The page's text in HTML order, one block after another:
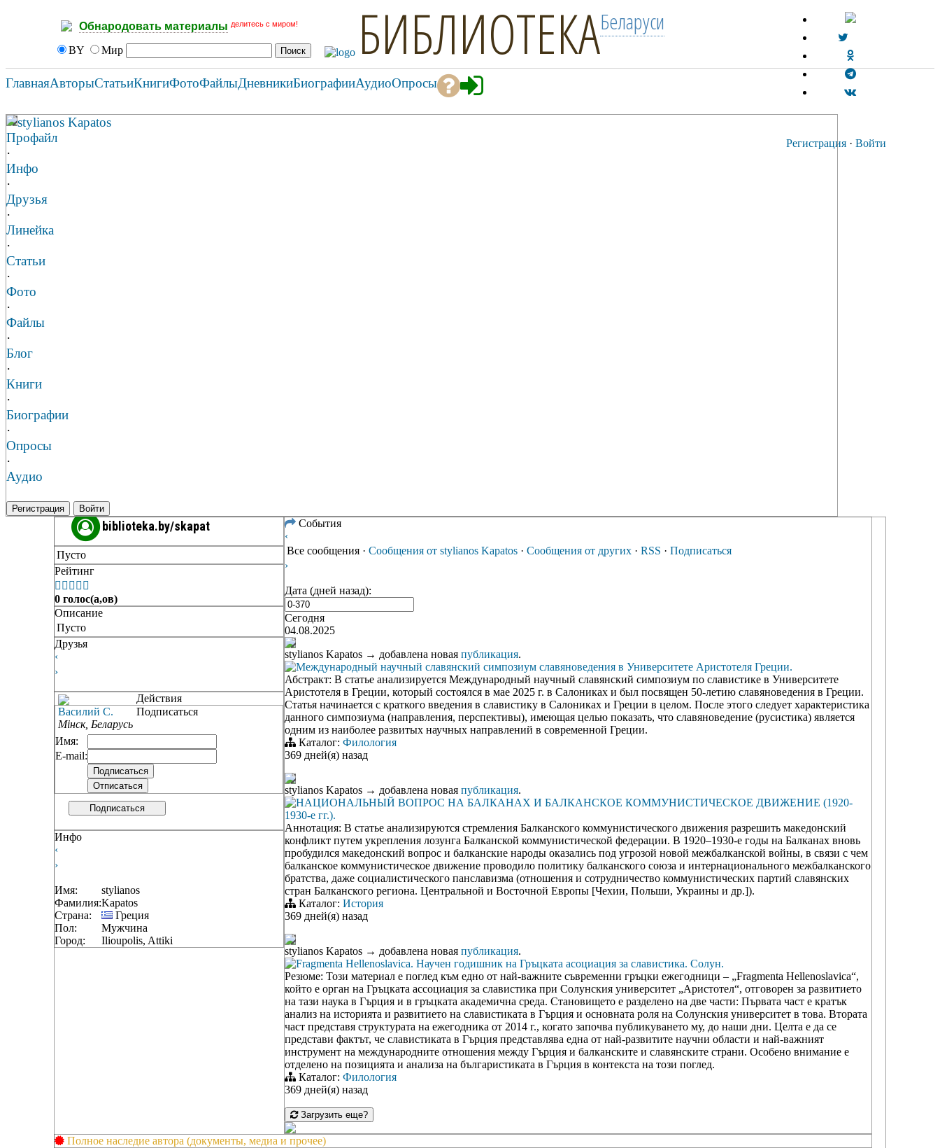
Обнародовать материалы делитесь с миром!
BY Мир БИБЛИОТЕКАБеларуси
Регистрация · Войти
ГлавнаяАвторыСтатьиКнигиФотоФайлыДневникиБиографииАудиоОпросы
stylianos Kapatos
Профайл
·
Инфо
·
Друзья
·
Линейка
·
Статьи
·
Фото
·
Файлы
·
Блог
·
Книги
·
Биографии
·
Опросы
·
Аудио
Регистрация Войти
biblioteka.by/skapat
Пусто
Рейтинг
    
0 голос(а,ов)
Описание
Пусто
Друзья
‹
›
Вacилий С.
Мінск, Беларусь
Действия
Подписаться
Имя:
E-mail:
Подписаться
Инфо
‹
›
Имя:
stylianos
Фамилия:Kapatos
Страна:
Греция
Пол:
Мужчина
Город:
Ilioupolis, Attiki
События
‹
Все сообщения · Сообщения от stylianos Kapatos · Сообщения от других · RSS · Подписаться
›
Дата (дней назад):
Сегодня
04.08.2025
stylianos Kapatos → добавлена новая публикация.
Международный научный славянский симпозиум славяноведения в Университете Аристотеля Греции.
Абстракт: В статье анализируется Международный научный славянский симпозиум по славистике в Университете
Аристотеля в Греции, который состоялся в мае 2025 г. в Салониках и был посвящен 50-летию славяноведения в Греции.
Статья начинается с краткого введения в славистику в Салониках и Греции в целом. После этого следует характеристика
данного симпозиума (направления, перспективы), имеющая целью показать, что славяноведение (русистика) является
одним из наиболее развитых научных направлений в современной Греции.
Каталог: Филология
369 дней(я) назад
stylianos Kapatos → добавлена новая публикация.
НАЦИОНАЛЬНЫЙ ВОПРОС НА БАЛКАНАХ И БАЛКАНСКОЕ КОММУНИСТИЧЕСКОЕ ДВИЖЕНИЕ (1920-
1930-е гг.).
Аннотация: В статье анализируются стремления Балканского коммунистического движения разрешить македонский
конфликт путем укрепления лозунга Балканской коммунистической федерации. В 1920–1930-е годы на Балканах вновь
пробудился македонский вопрос и балканские народы оказались под угрозой новой межбалканской войны, в связи с чем
балканское коммунистическое движение проводило политику балканского союза и интернационального межбалканского
братства, даже социалистического панславизма (отношения и сотрудничество коммунистических партий славянских
стран Балканского региона. Центральной и Восточной Европы [Чехии, Польши, Украины и др.]).
Каталог: История
369 дней(я) назад
stylianos Kapatos → добавлена новая публикация.
Fragmenta Hellenoslavica. Научен годишник на Гръцката асоциация за славистика. Солун.
Резюме: Този материал е поглед към едно от най-важните съвременни гръцки ежегодници – „Fragmenta Hellenoslavica“,
който е орган на Гръцката ассоциация за славистика при Солунския университет „Аристотел“, отговорен за развитието
на тази наука в Гърция и в гръцката академична среда. Становището е разделено на две части: Първата част е кратък
анализ на историята и развитието на славистиката в Гърция и основната роля на Солунския университет в това. Втората
част представя структурата на ежегодника от 2014 г., когато започва публикуването му, до наши дни. Целта е да се
представи фактът, че славистиката в Гърция представлява една от най-развитите научни области и най-важният
инструмент на международните отношения между Гърция и балканските и славянските страни. Особено внимание е
отделено на позицията и анализа на българистиката в Гърция в контекста на този поглед.
Каталог: Филология
369 дней(я) назад
Загрузить еще?
Полное наследие автора (документы, медиа и прочее)